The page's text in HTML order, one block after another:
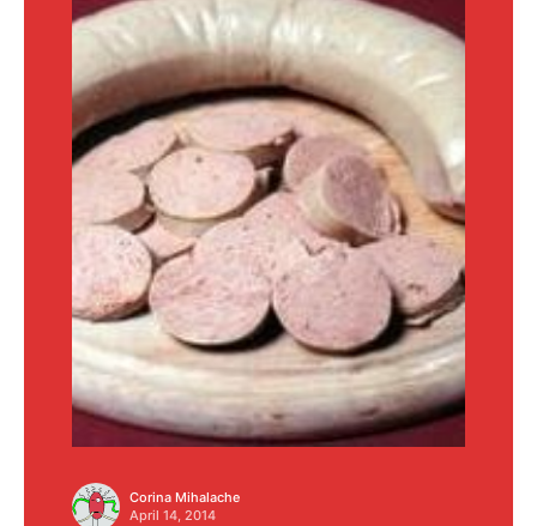
Corina Mihalache
April 14, 2014